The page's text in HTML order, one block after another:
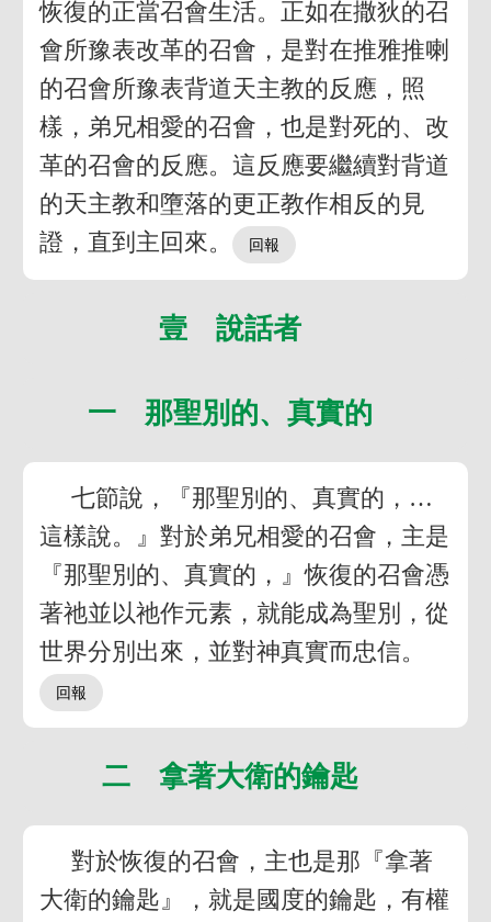
恢復的正當召會生活。正如在撒狄的召
會所豫表改革的召會，是對在推雅推喇
的召會所豫表背道天主教的反應，照
樣，弟兄相愛的召會，也是對死的、改
革的召會的反應。這反應要繼續對背道
的天主教和墮落的更正教作相反的見
證，直到主回來。
壹 說話者
一 那聖別的、真實的
七節說，『那聖別的、真實的，…
這樣說。』對於弟兄相愛的召會，主是
『那聖別的、真實的，』恢復的召會憑
著祂並以祂作元素，就能成為聖別，從
世界分別出來，並對神真實而忠信。
二 拿著大衛的鑰匙
對於恢復的召會，主也是那『拿著
大衛的鑰匙』，就是國度的鑰匙，有權